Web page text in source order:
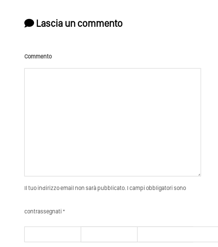
Lascia un commento
Commento
Il tuo indirizzo email non sarà pubblicato. I campi obbligatori sono
contrassegnati *